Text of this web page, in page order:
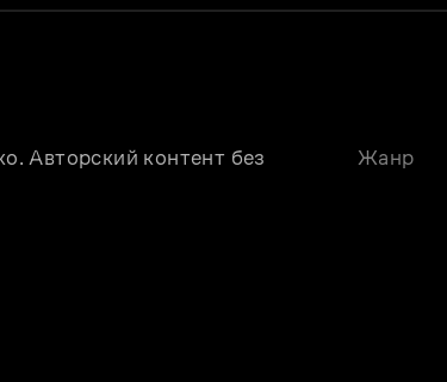
Авторский контент без
Жанр